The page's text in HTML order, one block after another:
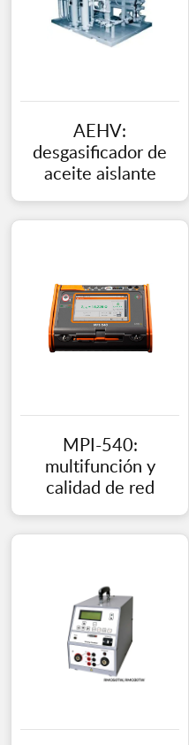
AEHV:
desgasificador de
aceite aislante
MPI-540:
multifunción y
calidad de red